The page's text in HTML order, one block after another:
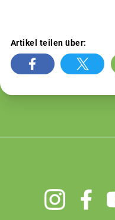
Artikel teilen über: